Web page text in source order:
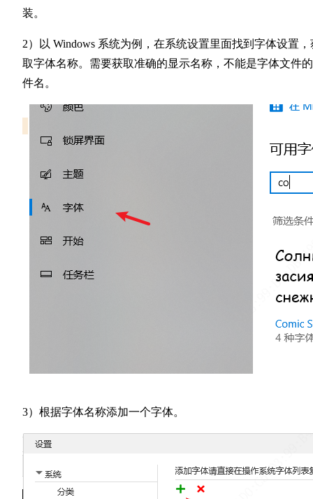
装。
2）以 Windows 系统为例，在系统设置里面找到字体设置，
取字体名称。需要获取准确的显示名称，不能是字体文件
件名。
3）根据字体名称添加一个字体。